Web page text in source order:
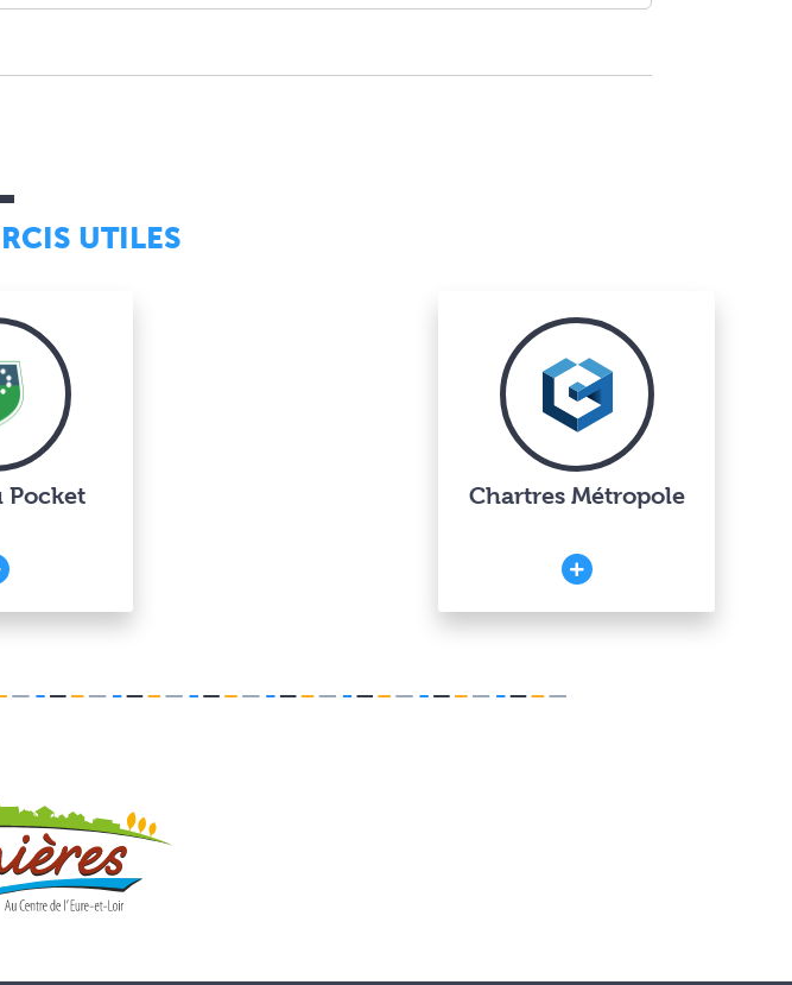
UTILES
Pocket Chartres Métropole